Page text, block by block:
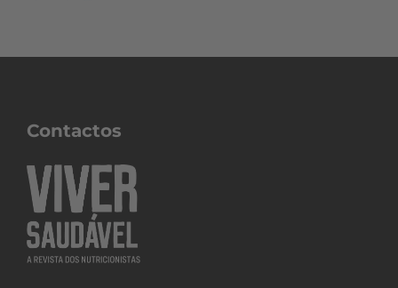
Contactos